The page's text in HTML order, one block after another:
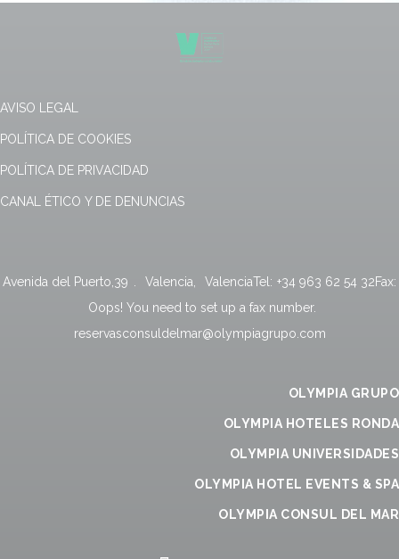
AVISO LEGAL
POLÍTICA DE COOKIES
POLÍTICA DE PRIVACIDAD
CANAL ÉTICO Y DE DENUNCIAS
Avenida del Puerto,39 . Valencia, ValenciaTel: +34 963 62 54 32Fax:
Oops! You need to set up a fax number.
reservasconsuldelmar@olympiagrupo.com
OLYMPIA GRUPO
OLYMPIA HOTELES RONDA
OLYMPIA UNIVERSIDADES
OLYMPIA HOTEL EVENTS & SPA
OLYMPIA CONSUL DEL MAR